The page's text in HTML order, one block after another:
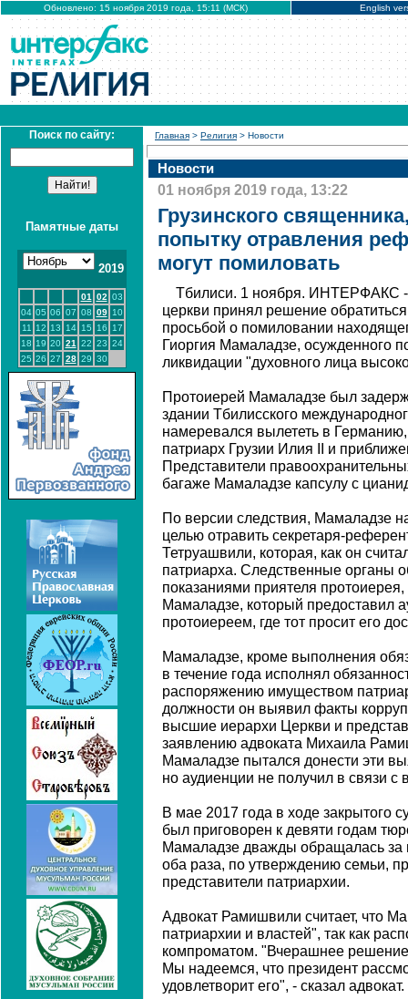
Обновлено: 15 ноября 2019 года, 15:11 (МСК) English
Поиск по сайту:
Памятные даты
2019
01 02 03
04 05 06 07 08 09 10
11
12 13 14 15 16
17
18 19 20 21 22 23 24
25 26 27 28 29 30
Главная > Религия > Новости
Новости
01 ноября 2019 года, 13:22
Грузинского
попытку отравления
могут помиловать
Тбилиси. 1 ноября. ИНТЕРФАКС
церкви принял решение обратиться
просьбой о помиловании
Гиоргия Мамаладзе, осужденного
ликвидации "духовного лица
Протоиерей Мамаладзе был
здании Тбилисского
намеревался вылететь в Германию,
патриарх Грузии Илия II и
Представители
багаже Мамаладзе капсулу с
По версии следствия, Мамаладзе
целью отравить секретаря-
Тетруашвили, которая, как он
патриарха. Следственные органы
показаниями приятеля
Мамаладзе, который предоставил
протоиереем, где тот просит его
Мамаладзе, кроме выполнения
в течение года исполнял
распоряжению имуществом
должности он выявил факты
высшие иерархи Церкви и
заявлению адвоката Михаила
Мамаладзе пытался донести эти
но аудиенции не получил в связи
В мае 2017 года в ходе закрытого
был приговорен к девяти годам
Мамаладзе дважды обращалась за
оба раза, по утверждению семьи,
представители патриархии.
Адвокат Рамишвили считает, что
патриархии и властей", так как
компроматом. "Вчерашнее
Мы надеемся, что президент
удовлетворит его", - сказал адвокат.